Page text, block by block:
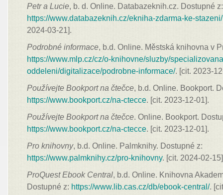
Petr a Lucie, b. d. Online. Databazeknih.cz. Dostupné z:
https://www.databazeknih.cz/ekniha-zdarma-ke-
2024-03-21].
Podrobné informace, b.d. Online. Městská knihovna v
https://www.mlp.cz/cz/o-knihovne/sluzby/
oddeleni/digitalizace/podrobne-informace/. [cit. 2023-
Používejte Bookport na čtečce, b.d. Online. Bookport.
https://www.bookport.cz/na-ctecce. [cit. 2023-12-01].
Používejte Bookport na čtečce. Online. Bookport.
https://www.bookport.cz/na-ctecce. [cit. 2023-12-01].
Pro knihovny, b.d. Online. Palmknihy. Dostupné z:
https://www.palmknihy.cz/pro-knihovny. [cit. 2024-02-
ProQuest Ebook Central, b.d. Online. Knihovna
Dostupné z: https://www.lib.cas.cz/db/ebook-central/.